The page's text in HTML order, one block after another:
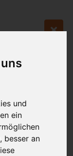
und
ein
besser an